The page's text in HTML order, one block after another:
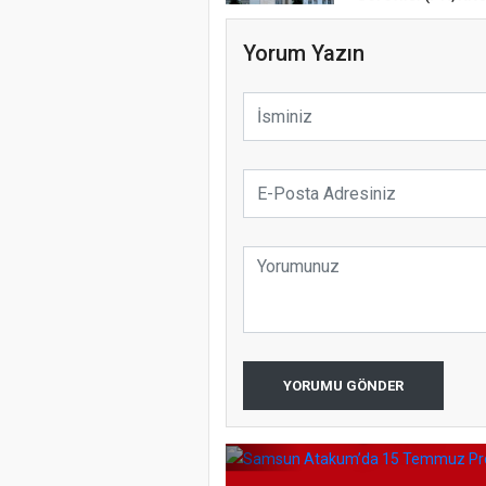
Yorum Yazın
YORUMU GÖNDER
Etkinliği
Türkiye’de
koparıyor mu?
Samsun
Programı